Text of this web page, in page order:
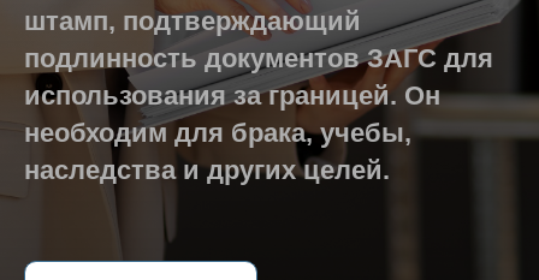
штамп, подтверждающий
подлинность документов ЗАГС для
использования за границей. Он
необходим для брака, учебы,
наследства и других целей.